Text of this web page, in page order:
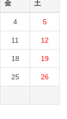
金 土
4 5
11 12
18 19
25 26